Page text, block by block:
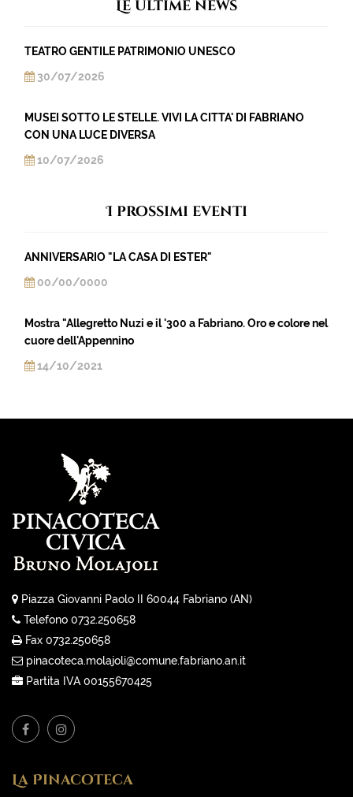
Le ultime news
TEATRO GENTILE PATRIMONIO UNESCO
30/07/2026
MUSEI SOTTO LE STELLE. VIVI LA CITTA' DI FABRIANO
CON UNA LUCE DIVERSA
10/07/2026
I prossimi eventi
ANNIVERSARIO "LA CASA DI ESTER"
00/00/0000
Mostra "Allegretto Nuzi e il '300 a Fabriano. Oro e colore nel
cuore dell'Appennino
14/10/2021
Piazza Giovanni Paolo II 60044 Fabriano (AN)
Telefono 0732.250658
Fax 0732.250658
pinacoteca.molajoli@comune.fabriano.an.it
Partita IVA 00155670425
La Pinacoteca